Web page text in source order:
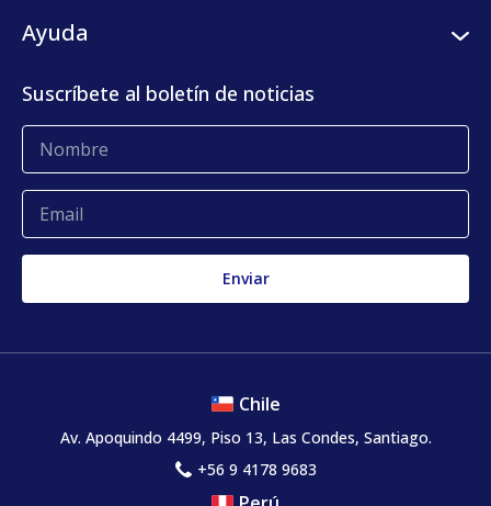
Centro de prensa
KLog Fulfillment
Clientes
Ayuda
Glosario
Quejas y reclamos
Suscríbete al boletín de noticias
Chile
Av. Apoquindo 4499, Piso 13, Las Condes, Santiago.
+56 9 4178 9683